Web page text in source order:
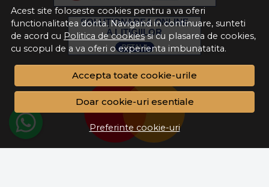
Acest site foloseste cookies pentru a va oferi
functionalitatea dorita. Navigand in continuare, sunteti
de acord cu Politica de cookiessi cu plasarea de cookies,
cu scopul de a va oferi o experienta imbunatatita.
Accepta toate cookie-urile
Doar cookie-uri esentiale
Preferinte cookie-uri